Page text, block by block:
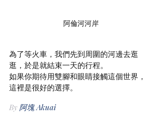
阿倫河河岸
為了等火車，我們先到周圍的河邊去逛
逛，於是就結束一天的行程。
如果你期待用雙腳和眼睛接觸這個世界，
這裡是很好的選擇。
By 阿塊 Akuai